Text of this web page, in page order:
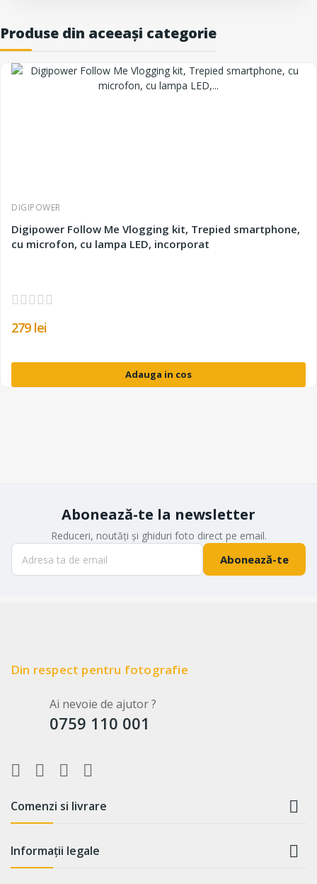
Produse din aceeași categorie
DIGIPOWER
Digipower Follow Me Vlogging kit, Trepied smartphone,
cu microfon, cu lampa LED, incorporat
279 lei
Adauga in cos
Abonează-te la newsletter
Reduceri, noutăți și ghiduri foto direct pe email.
Abonează-te
Din respect pentru fotografie
Ai nevoie de ajutor ?
0759 110 001
Comenzi si livrare 
Informații legale 